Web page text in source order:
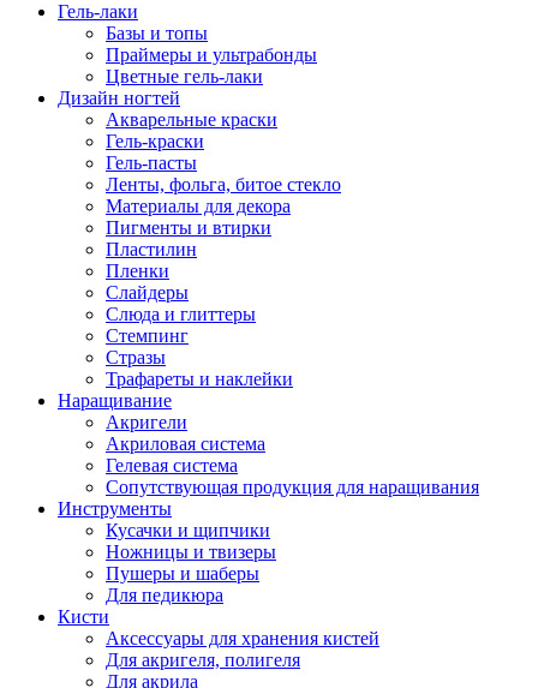
Гель-лаки
Базы и топы
Праймеры и ультрабонды
Цветные гель-лаки
Дизайн ногтей
Акварельные краски
Гель-краски
Гель-пасты
Ленты, фольга, битое стекло
Материалы для декора
Пигменты и втирки
Пластилин
Пленки
Слайдеры
Слюда и глиттеры
Стемпинг
Стразы
Трафареты и наклейки
Наращивание
Акригели
Акриловая система
Гелевая система
Сопутствующая продукция для наращивания
Инструменты
Кусачки и щипчики
Ножницы и твизеры
Пушеры и шаберы
Для педикюра
Кисти
Аксессуары для хранения кистей
Для акригеля, полигеля
Для акрила